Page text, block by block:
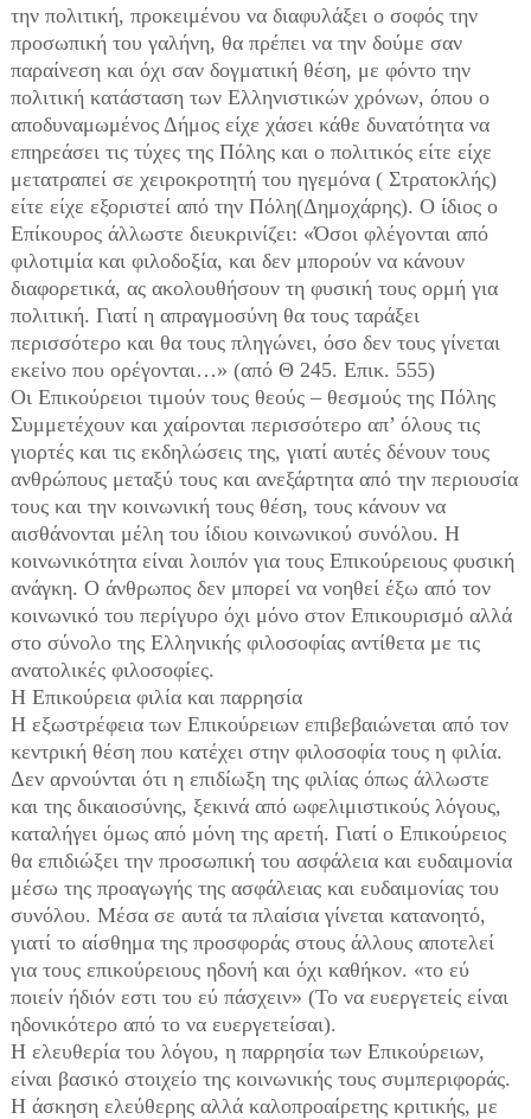
την πολιτική, προκειμένου να διαφυλάξει ο σοφός την
προσωπική του γαλήνη, θα πρέπει να την δούμε σαν
παραίνεση και όχι σαν δογματική θέση, με φόντο την
πολιτική κατάσταση των Ελληνιστικών χρόνων, όπου ο
αποδυναμωμένος Δήμος είχε χάσει κάθε δυνατότητα να
επηρεάσει τις τύχες της Πόλης και ο πολιτικός είτε είχε
μετατραπεί σε χειροκροτητή του ηγεμόνα ( Στρατοκλής)
είτε είχε εξοριστεί από την Πόλη(Δημοχάρης). Ο ίδιος ο
Επίκουρος άλλωστε διευκρινίζει: «Όσοι φλέγονται από
φιλοτιμία και φιλοδοξία, και δεν μπορούν να κάνουν
διαφορετικά, ας ακολουθήσουν τη φυσική τους ορμή για
πολιτική. Γιατί η απραγμοσύνη θα τους ταράξει
περισσότερο και θα τους πληγώνει, όσο δεν τους γίνεται
εκείνο που ορέγονται…» (από Θ 245. Επικ. 555)
Οι Επικούρειοι τιμούν τους θεούς – θεσμούς της Πόλης
Συμμετέχουν και χαίρονται περισσότερο απ’ όλους τις
γιορτές και τις εκδηλώσεις της, γιατί αυτές δένουν τους
ανθρώπους μεταξύ τους και ανεξάρτητα από την περιουσία
τους και την κοινωνική τους θέση, τους κάνουν να
αισθάνονται μέλη του ίδιου κοινωνικού συνόλου. Η
κοινωνικότητα είναι λοιπόν για τους Επικούρειους φυσική
ανάγκη. Ο άνθρωπος δεν μπορεί να νοηθεί έξω από τον
κοινωνικό του περίγυρο όχι μόνο στον Επικουρισμό αλλά
στο σύνολο της Ελληνικής φιλοσοφίας αντίθετα με τις
ανατολικές φιλοσοφίες.
Η Επικούρεια φιλία και παρρησία
Η εξωστρέφεια των Επικούρειων επιβεβαιώνεται από τον
κεντρική θέση που κατέχει στην φιλοσοφία τους η φιλία.
Δεν αρνούνται ότι η επιδίωξη της φιλίας όπως άλλωστε
και της δικαιοσύνης, ξεκινά από ωφελιμιστικούς λόγους,
καταλήγει όμως από μόνη της αρετή. Γιατί ο Επικούρειος
θα επιδιώξει την προσωπική του ασφάλεια και ευδαιμονία
μέσω της προαγωγής της ασφάλειας και ευδαιμονίας του
συνόλου. Μέσα σε αυτά τα πλαίσια γίνεται κατανοητό,
γιατί το αίσθημα της προσφοράς στους άλλους αποτελεί
για τους επικούρειους ηδονή και όχι καθήκον. «το εύ
ποιείν ήδιόν εστι του εύ πάσχειν» (Το να ευεργετείς είναι
ηδονικότερο από το να ευεργετείσαι).
Η ελευθερία του λόγου, η παρρησία των Επικούρειων,
είναι βασικό στοιχείο της κοινωνικής τους συμπεριφοράς.
Η άσκηση ελεύθερης αλλά καλοπροαίρετης κριτικής, με